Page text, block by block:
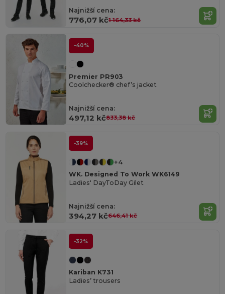
Najnižší cena:
776,07 kč1 164,33 kč
-40%
Premier PR903
Coolchecker® chef’s jacket
Najnižší cena:
497,12 kč833,38 kč
-39%
+4
WK. Designed To Work WK6149
Ladies' DayToDay Gilet
Najnižší cena:
394,27 kč646,41 kč
-32%
Kariban K731
Ladies’ trousers